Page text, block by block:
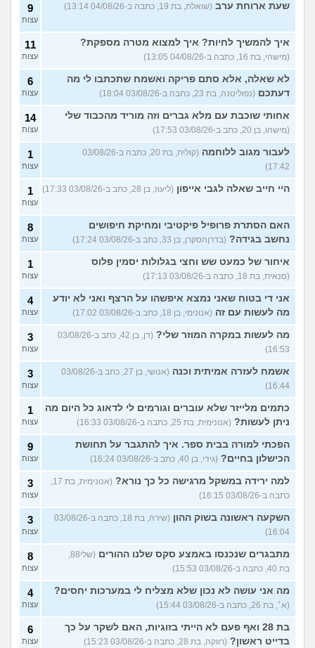
שעת ארוחת ערב (שואלת, בת 19, כתבה ב-04/08/26 13:14) 9
עצות
איך להמשיך לחיות? איך למצוא מטרה מספקת?
(מישהי, בת 16, כתבה ב-04/08/26 13:05)
11
עצות
לא שאלה, אלא סתם פריקה ואשמח שתכתבו לי מה
דעתכם (נפוליטנה, בת 23, כתבה ב-03/08/26 18:04)
6
עצות
אחותי שוכבת עם מלא גברים וזה מוריד מהכבוד שלי
(מישהו, בן 20, כתב ב-03/08/26 17:53)
14
עצות
לעבור מגוב ללוחמה
(קולית, בת 20, כתבה ב-03/08/26
17:42)
1
עצות
היי חייב שאלה לגבי אייפון (ליעוז, בן 28, כתב ב-03/08/26 17:33) 1
עצות
האם הסתרת פרופיל פיקטיבי ומחיקת חיפושים
נחשב בגידה? (בדרןהסקרן, בן 33, כתב ב-03/08/26 17:24)
8
עצות
איחור של כמעט שש וחצי בגלולות יסמין פלוס
(סנאית, בת 18, כתבה ב-03/08/26 17:13)
1
עצות
אני די בטוח שאני נמצא איפשהו על הרצף ואני לא יודע
מה לעשות עם זה (אנונימי, בן 18, כתב ב-03/08/26 17:02)
4
עצות
מה לעשות במקרה המוזר שלי?
(דן, בן 42, כתב ב-03/08/26
16:53)
3
עצות
אשמח לעזרה אמיתית וכנה
(אנושי, בן 27, כתב ב-03/08/26
16:44)
3
עצות
כתמים מלייזר שלא עוברים וגורמים לי לדאוג כל היום מה
ניתן לעשות? (אנונימית, בת 25, כתבה ב-03/08/26 16:33)
1
עצות
הפכתי למורה בבית ספר. איך להתגבר על תחושת
הכישלון בחיים? (גידי, בן 40, כתב ב-03/08/26 16:24)
9
עצות
למה ירידה במשקל מרגישה כל כך נורא?
(אנונימית, בת 17,
כתבה ב-03/08/26 16:15)
3
עצות
השקעה ראשונה בשוק ההון
(שירה, בת 18, כתבה ב-03/08/26
16:04)
3
עצות
מתבגרים שנכנסו באמצע סקס שלנו ההורים
(שלי88,
בת 40, כתבה ב-03/08/26 15:53)
8
עצות
מה אני עושה לא נכון שלא מצליח לי במערכות יחסים?
(א׳, בת 26, כתבה ב-03/08/26 15:44)
4
עצות
בת 28 ואף פעם לא הייתי בזוגיות, האם לשקר על כך
בדייט ראשון? (רווקה, בת 28, כתבה ב-03/08/26 15:23)
6
עצות